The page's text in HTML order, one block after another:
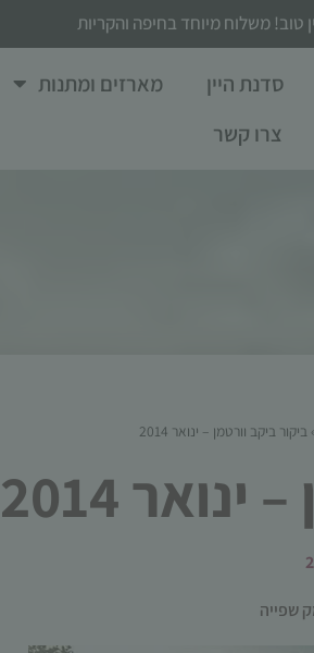
טוב! משלוח מיוחד בחיפה והקריות
סדנת היין
מארזים ומתנות
צרו קשר
ביקור ביקב וורטמן – ינואר 2014
2014
שפייה